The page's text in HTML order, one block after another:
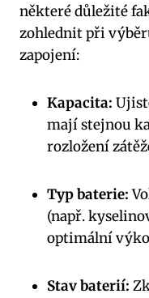
některé důležité
zohlednit při
zapojení:
Kapacita:
mají stejnou
rozložení
Typ baterie:
(např.
optimální
Stav baterií: